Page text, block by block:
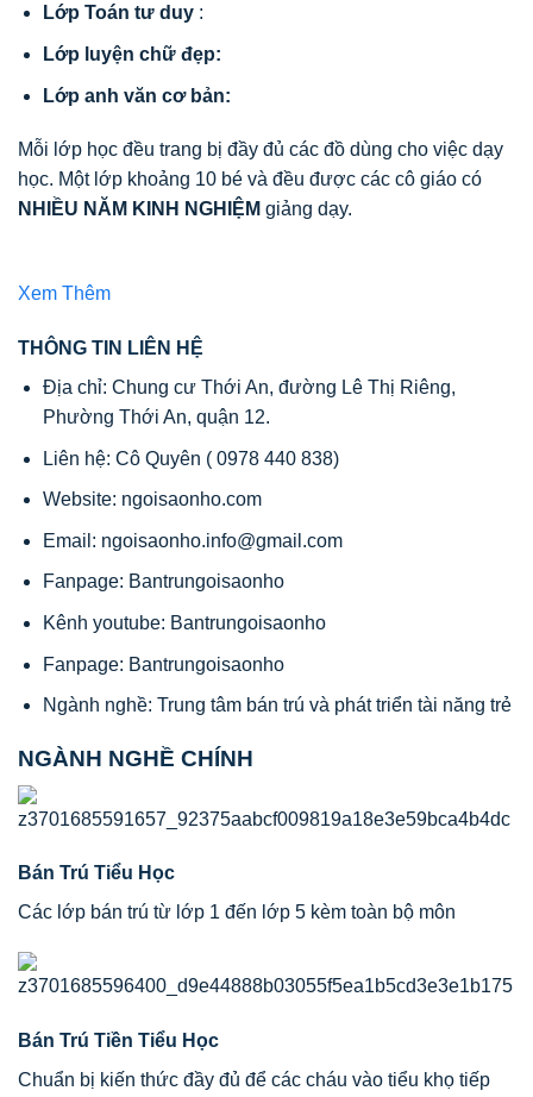
Lớp Toán tư duy:
Lớp luyện chữ đẹp:
Lớp anh văn cơ bản:
Mỗi lớp học đều trang bị đầy đủ các đồ dùng cho việc dạy
học. Một lớp khoảng 10 bé và đều được các cô giáo có
NHIỀU NĂM KINH NGHIỆM giảng dạy.
Xem Thêm
THÔNG TIN LIÊN HỆ
Địa chỉ: Chung cư Thới An, đường Lê Thị Riêng,
Phường Thới An, quận 12.
Liên hệ: Cô Quyên ( 0978 440 838)
Website: ngoisaonho.com
Email: ngoisaonho.info@gmail.com
Fanpage: Bantrungoisaonho
Kênh youtube: Bantrungoisaonho
Fanpage: Bantrungoisaonho
Ngành nghề: Trung tâm bán trú và phát triển tài năng trẻ
NGÀNH NGHỀ CHÍNH
Bán Trú Tiểu Học
Các lớp bán trú từ lớp 1 đến lớp 5 kèm toàn bộ môn
Bán Trú Tiền Tiểu Học
Chuẩn bị kiến thức đầy đủ để các cháu vào tiểu khọ tiếp